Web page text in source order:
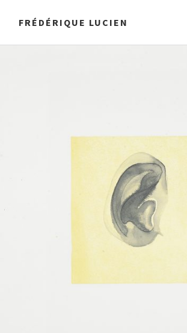
FRÉDÉRIQUE LUCIEN